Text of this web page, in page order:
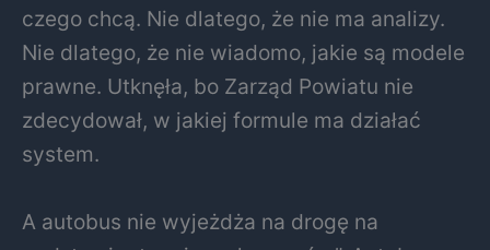
czego chcą. Nie dlatego, że nie ma analizy.
Nie dlatego, że nie wiadomo, jakie są modele
prawne. Utknęła, bo Zarząd Powiatu nie
zdecydował, w jakiej formule ma działać
system.
A autobus nie wyjeżdża na drogę na